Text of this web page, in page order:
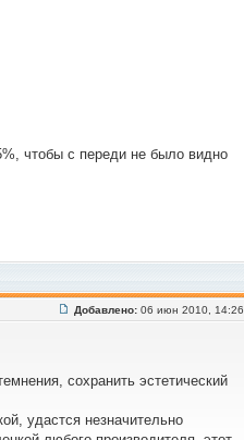
чтобы с переди не было видно
Добавлено: 06 июн 2010, 14:26
сохранить эстетический
удастся незначительно